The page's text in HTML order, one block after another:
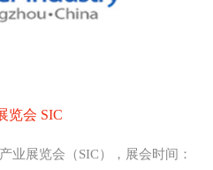
览会 SIC
业展览会（SIC），展会时间：